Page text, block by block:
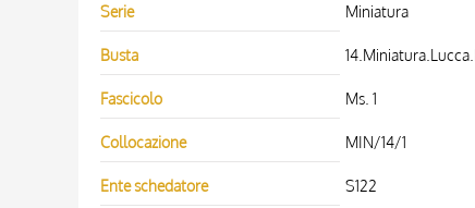
Serie Miniatura
Busta
Fascicolo Ms. 1
Collocazione MIN/14/1
Ente schedatore S122